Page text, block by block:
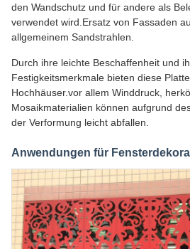
den Wandschutz und für andere als
verwendet wird.Ersatz von Fassaden
allgemeinem Sandstrahlen.
Durch ihre leichte Beschaffenheit und
Festigkeitsmerkmale bieten diese
Hochhäuser.vor allem Winddruck,
Mosaikmaterialien können aufgrund
der Verformung leicht abfallen.
Anwendungen für